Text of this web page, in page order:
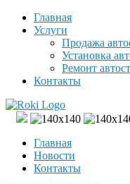
Главная
Услуги
Продажа
Установка
Ремонт
Контакты
Главная
Новости
Контакты